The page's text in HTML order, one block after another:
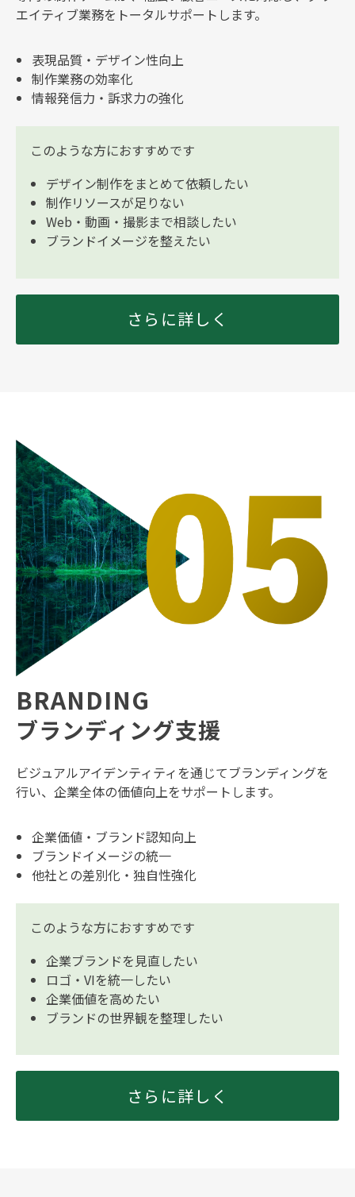
エイティブ業務をトータルサポートします。
表現品質・デザイン性向上
制作業務の効率化
情報発信力・訴求力の強化
このような方におすすめです
デザイン制作をまとめて依頼したい
制作リソースが足りない
Web・動画・撮影まで相談したい
ブランドイメージを整えたい
さらに詳しく
BRANDING
ブランディング支援
ビジュアルアイデンティティを通じてブランディングを
行い、企業全体の価値向上をサポートします。
企業価値・ブランド認知向上
ブランドイメージの統一
他社との差別化・独自性強化
このような方におすすめです
企業ブランドを見直したい
ロゴ・VIを統一したい
企業価値を高めたい
ブランドの世界観を整理したい
さらに詳しく